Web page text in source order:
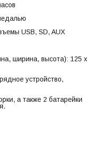
USB, SD, AUX
ширина, высота): 125 х
устройство,
а также 2 батарейки